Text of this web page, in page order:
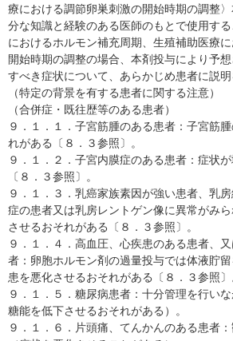
療における調節卵巣刺激の開始時期の調整
分な知識と経験のある医師のもとで使用す
におけるホルモン補充周期、生殖補助医療
開始時期の調整の場合、本剤投与により予
すべき症状について、あらかじめ患者に説明
（特定の背景を有する患者に関する注意）
（合併症・既往歴等のある患者）
９．１．１．子宮筋腫のある患者：子宮筋
れがある〔８．３参照〕。
９．１．２．子宮内膜症のある患者：症状
〔８．３参照〕。
９．１．３．乳癌家族素因が強い患者、乳
症の患者又は乳房レントゲン像に異常がみ
させるおそれがある〔８．３参照〕。
９．１．４．高血圧、心疾患のある患者、
者：卵胞ホルモン剤の過量投与では体液貯
患を悪化させるおそれがある〔８．３参照〕
９．１．５．糖尿病患者：十分管理を行い
糖能を低下させるおそれがある）。
９．１．６．片頭痛、てんかんのある患者